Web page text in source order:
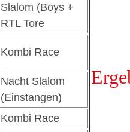
Slalom (Boys +
RTL Tore
Kombi Race
Nacht Slalom
(Einstangen)
Kombi Race